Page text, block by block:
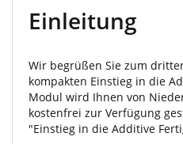
Einleitung
Wir begrüßen Sie zum
kompakten Einstieg in die
Modul wird Ihnen von
kostenfrei zur Verfügung
"Einstieg in die Additive